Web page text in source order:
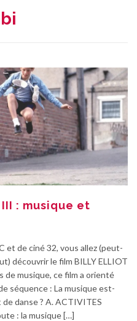
: musique et
et de ciné 32, vous allez (peut-
découvrir le film BILLY ELLIOT
de musique, ce film a orienté
séquence : La musique est-
danse ? A. ACTIVITES
: la musique […]